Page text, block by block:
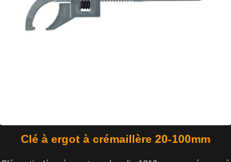
Clé à ergot à crémaillère 20-100mm